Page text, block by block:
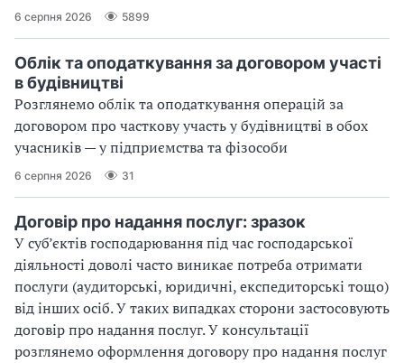
6 серпня 2026 5899
Облік та оподаткування за договором участі
в будівництві
Розглянемо облік та оподаткування операцій за
договором про часткову участь у будівництві в обох
учасників — у підприємства та фізособи
6 серпня 2026 31
Договір про надання послуг: зразок
У суб’єктів господарювання під час господарської
діяльності доволі часто виникає потреба отримати
послуги (аудиторські, юридичні, експедиторські тощо)
від інших осіб. У таких випадках сторони застосовують
договір про надання послуг. У консультації
розглянемо оформлення договору про надання послуг